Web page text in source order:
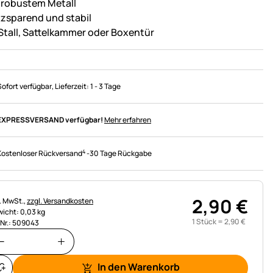
Metall
und stabil
Sattelkammer oder Boxentür
verfügbar, Lieferzeit:1 - 3 Tage
verfügbar!Mehr erfahren
Rückversand4-30 Tage Rückgabe
MwSt.,zzgl. Versandkosten
0,03 kg
509043
2,90€
1 Stück =2,90€
In den Warenkorb